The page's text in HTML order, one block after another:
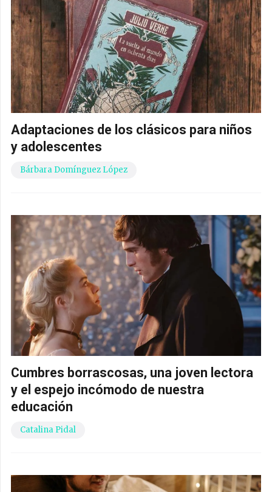
Adaptaciones de los clásicos para niños
y adolescentes
Bárbara Domínguez López
Cumbres borrascosas, una joven lectora
y el espejo incómodo de nuestra
educación
Catalina Pidal